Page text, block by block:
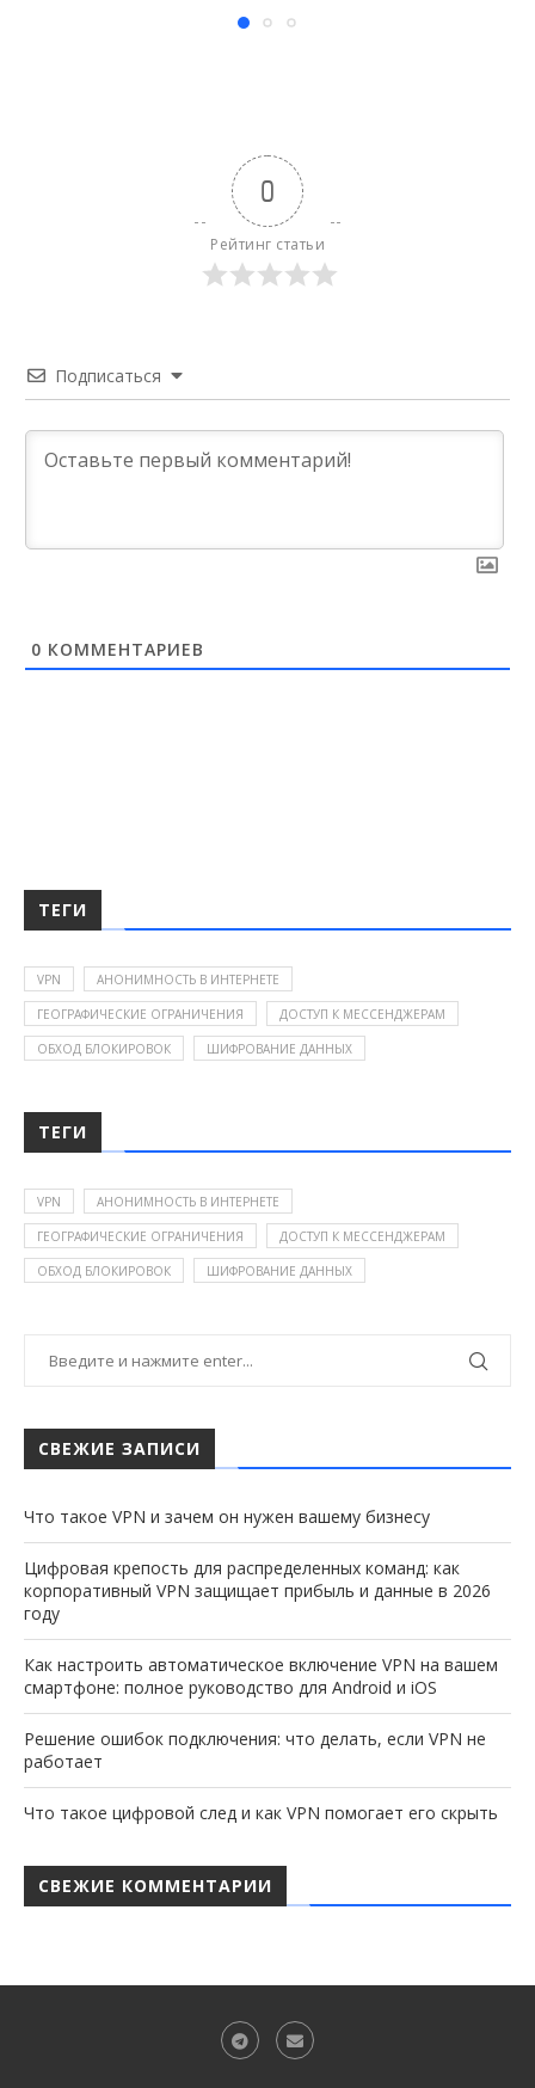
0
Рейтинг статьи
Подписаться
0 КОММЕНТАРИЕВ
ТЕГИ
VPN АНОНИМНОСТЬ В ИНТЕРНЕТЕ
ГЕОГРАФИЧЕСКИЕ ОГРАНИЧЕНИЯ ДОСТУП К МЕССЕНДЖЕРАМ
ОБХОД БЛОКИРОВОК ШИФРОВАНИЕ ДАННЫХ
ТЕГИ
VPN АНОНИМНОСТЬ В ИНТЕРНЕТЕ
ГЕОГРАФИЧЕСКИЕ ОГРАНИЧЕНИЯ ДОСТУП К МЕССЕНДЖЕРАМ
ОБХОД БЛОКИРОВОК ШИФРОВАНИЕ ДАННЫХ
СВЕЖИЕ ЗАПИСИ
Что такое VPN и зачем он нужен вашему бизнесу
Цифровая крепость для распределенных команд: как
корпоративный VPN защищает прибыль и данные в 2026
году
Как настроить автоматическое включение VPN на вашем
смартфоне: полное руководство для Android и iOS
Решение ошибок подключения: что делать, если VPN не
работает
Что такое цифровой след и как VPN помогает его скрыть
СВЕЖИЕ КОММЕНТАРИИ